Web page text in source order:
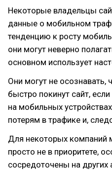
Некоторые владельцы
данные о мобильном
тенденцию к росту
они могут неверно
основном использует
Они могут не осознавать,
быстро покинут сайт,
на мобильных
потерям в трафике и,
Для некоторых компаний
просто не в приоритете,
сосредоточены на других